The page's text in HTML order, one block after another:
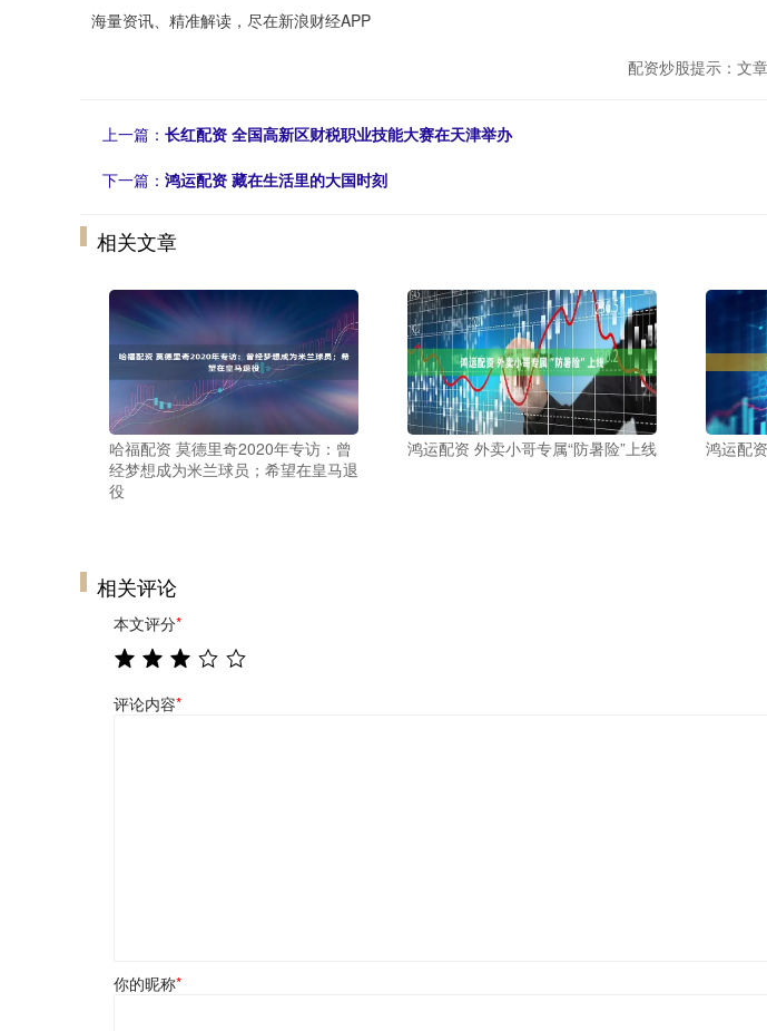
海量资讯、精准解读，尽在新浪财经APP
配资炒股提示：文
上一篇： 长红配资 全国高新区财税职业技能大赛在天津举办
下一篇： 鸿运配资 藏在生活里的大国时刻
相关文章
哈福配资 莫德里奇2020年专访：曾
经梦想成为米兰球员；希望在皇马退
役
鸿运配资 外卖小哥专属“防暑险”上线 鸿运配
相关评论
本文评分*
评论内容*
你的昵称*